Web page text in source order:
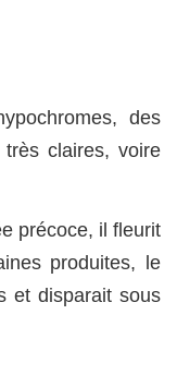
des
claires, voire
précoce, il fleurit
produites, le
et disparait sous